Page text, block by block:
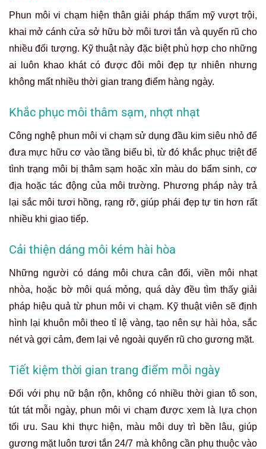
Phun môi vi chạm hiện thân giải pháp thẩm mỹ vượt trội,
khai mở cánh cửa sở hữu bờ môi tươi tắn và quyến rũ cho
nhiều đối tượng. Kỹ thuật này đặc biệt phù hợp cho những
ai luôn khao khát có được đôi môi đẹp tự nhiên nhưng
không mất nhiều thời gian trang điểm hàng ngày.
Khắc phục môi thâm sạm, nhợt nhạt
Công nghệ phun môi vi chạm sử dụng đầu kim siêu nhỏ để
đưa mực hữu cơ vào tầng biểu bì, từ đó khắc phục triệt để
tình trạng môi bị thâm sạm hoặc xỉn màu do bẩm sinh, cơ
địa hoặc tác động của môi trường. Phương pháp này trả
lại sắc môi tươi hồng, rạng rỡ, giúp phái đẹp tự tin hơn rất
nhiều khi giao tiếp.
Cải thiện dáng môi kém hài hòa
Những người có dáng môi chưa cân đối, viền môi nhạt
nhòa, hoặc bờ môi quá mỏng, quá dày đều tìm thấy giải
pháp hiệu quả từ phun môi vi chạm. Kỹ thuật viên sẽ định
hình lại khuôn môi theo tỉ lệ vàng, tạo nên sự hài hòa, sắc
nét và gợi cảm, đem lại vẻ ngoài quyến rũ cho gương mặt.
Tiết kiệm thời gian trang điểm mỗi ngày
Đối với phụ nữ bận rộn, không có nhiều thời gian tô son,
tút tát mỗi ngày, phun môi vi chạm được xem là lựa chọn
tối ưu. Sau khi thực hiện, màu môi duy trì bền lâu, giúp
gương mặt luôn tươi tắn 24/7 mà không cần phụ thuộc vào